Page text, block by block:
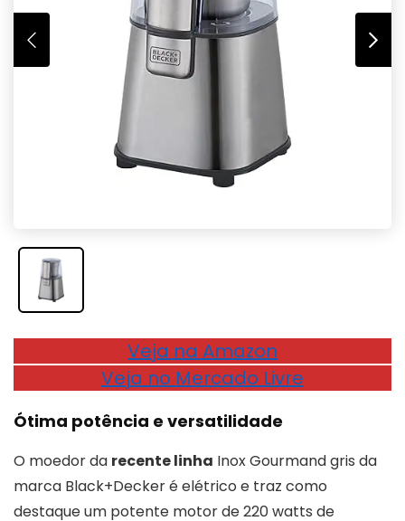
Veja na Amazon
Veja no Mercado Livre
Ótima potência e versatilidade
O moedor da recente linha Inox Gourmand gris da
marca Black+Decker é elétrico e traz como
destaque um potente motor de 220 watts de